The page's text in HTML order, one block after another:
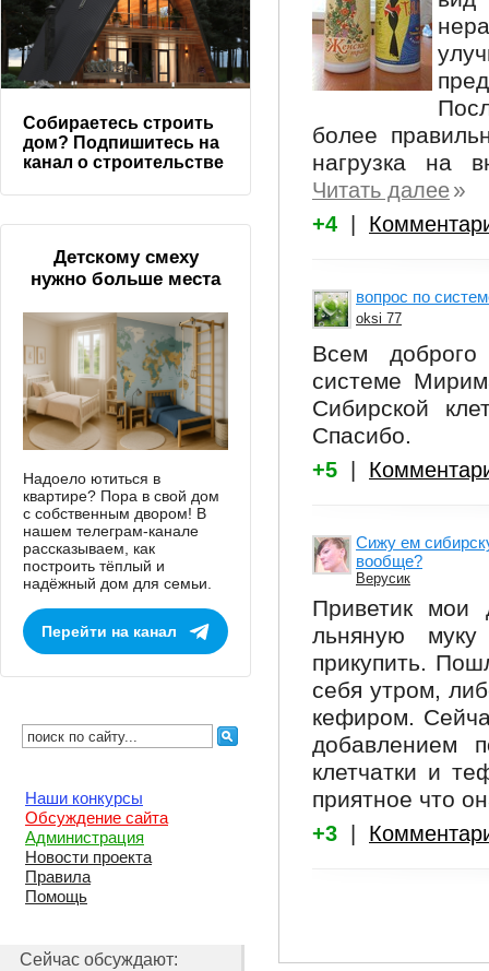
более
нагрузка на
Читать далее»
+4
вопрос по
oksi 77
Всем
системе
Сибирской
Спасибо.
+5
Сижу ем
вообще?
Верусик
Приветик мои
льняную
прикупить.
себя утром,
кефиром.
добавлением
клетчатки и
приятное что
+3
Собираетесь строить
дом? Подпишитесь на
канал о строительстве
Детскому смеху
нужно больше места
Надоело ютиться в
квартире? Пора в свой дом
с собственным двором! В
нашем телеграм-канале
рассказываем, как
построить тёплый и
надёжный дом для семьи.
Перейти на канал
Наши конкурсы
Обсуждение сайта
Администрация
Новости проекта
Правила
Помощь
Сейчас обсуждают: